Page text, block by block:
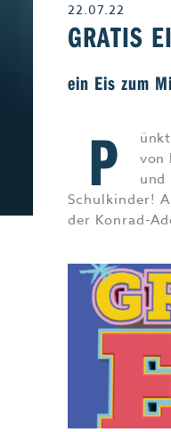
22.07.22
GRATIS
ein Eis zum
P
von
und
Schulkinder!
der Konrad-